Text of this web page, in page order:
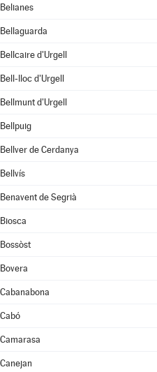
Belianes
Bellaguarda
Bellcaire d'Urgell
Bell-lloc d'Urgell
Bellmunt d'Urgell
Bellpuig
Bellver de Cerdanya
Bellvís
Benavent de Segrià
Biosca
Bossòst
Bovera
Cabanabona
Cabó
Camarasa
Canejan